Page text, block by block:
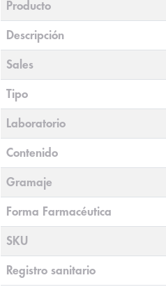
Producto
Descripción
Sales
Tipo
Laboratorio
Contenido
Gramaje
Forma Farmacéutica
SKU
Registro sanitario